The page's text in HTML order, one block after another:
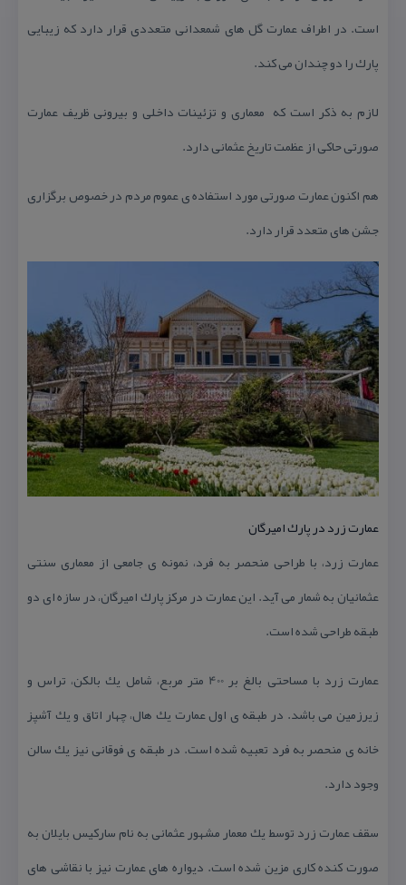
است. در اطراف عمارت گل های شمعدانی متعددی قرار دارد كه زیبایی
پارك را دو چندان می كند.
لازم به ذكر است كه معماری و تزئینات داخلی و بیرونی ظریف عمارت
صورتی حاكی از عظمت تاریخ عثمانی دارد.
هم اكنون عمارت صورتی مورد استفاده ی عموم مردم در خصوص برگزاری
جشن های متعدد قرار دارد.
عمارت زرد در پارك امیرگان
عمارت زرد، با طراحی منحصر به فرد، نمونه ی جامعی از معماری سنتی
عثمانیان به شمار می آید. این عمارت در مركز پارك امیرگان، در سازه ای دو
طبقه طراحی شده است.
عمارت زرد با مساحتی بالغ بر 400 متر مربع، شامل یك بالكن، تراس و
زیرزمین می باشد. در طبقه ی اول عمارت یك هال، چهار اتاق و یك آشپز
خانه ی منحصر به فرد تعبیه شده است. در طبقه ی فوقانی نیز یك سالن
وجود دارد.
سقف عمارت زرد توسط یك معمار مشهور عثمانی به نام ساركیس بایلان به
صورت كنده كاری مزین شده است. دیواره های عمارت نیز با نقاشی های